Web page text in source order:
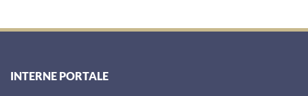
e
A
INTERNE PORTALE